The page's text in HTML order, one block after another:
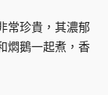
常珍貴，其濃郁
燜鵝一起煮，香